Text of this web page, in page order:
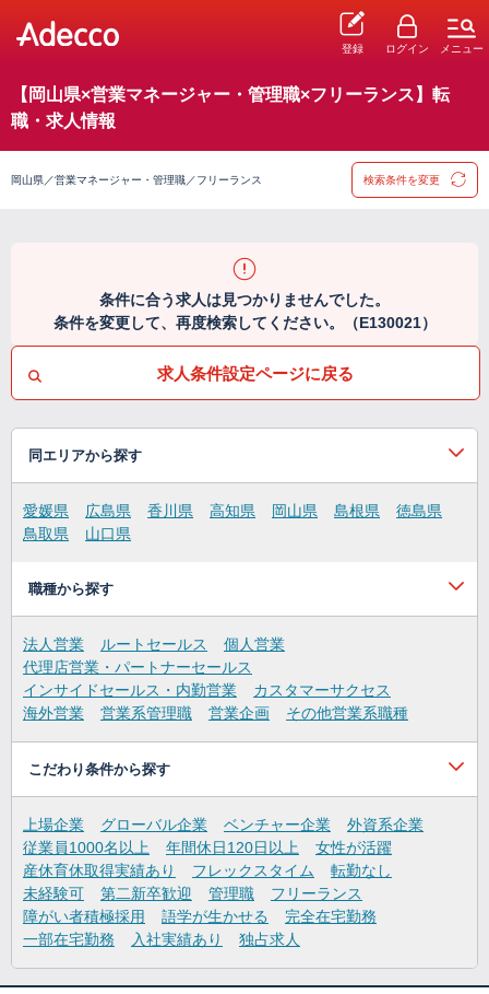
登録 ログイン メニュー
【岡山県×営業マネージャー・管理職×フリーランス】転
職・求人情報
岡山県／営業マネージャー・管理職／フリーランス 検索条件を変更
条件に合う求人は見つかりませんでした。
条件を変更して、再度検索してください。（E130021）
求人条件設定ページに戻る
同エリアから探す
愛媛県 広島県 香川県 高知県 岡山県 島根県
徳島県
鳥取県
山口県
職種から探す
法人営業 ルートセールス
個人営業
代理店営業・パートナーセールス
インサイドセールス・内勤営業
カスタマーサクセス
海外営業
営業系管理職 営業企画 その他営業系職種
こだわり条件から探す
上場企業 グローバル企業 ベンチャー企業
外資系企業
従業員1000名以上
年間休日120日以上
女性が活躍
産休育休取得実績あり
フレックスタイム
転勤なし
未経験可
第二新卒歓迎 管理職
フリーランス
障がい者積極採用
語学が生かせる
完全在宅勤務
一部在宅勤務
入社実績あり 独占求人